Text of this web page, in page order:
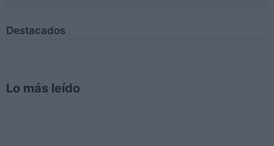
Destacados
Lo más leído